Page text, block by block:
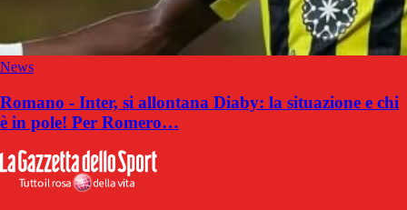
News
Romano - Inter, si allontana Diaby: la situazione e chi
è in pole! Per Romero…